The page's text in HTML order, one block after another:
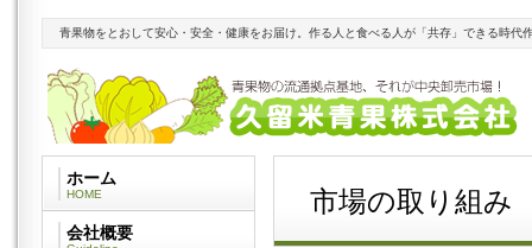
青果物をとおして安心・安全・健康をお届け。作る人と食べる人が「共存」できる時代
ホーム
HOME
会社概要
市場の取り組み